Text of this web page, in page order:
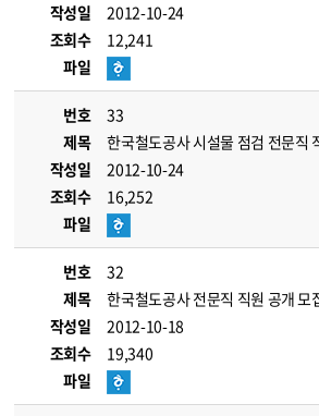
작성일
2012-10-24
조회수
12,241
파일
번호
33
제목
한국철도공사 시설물 점검 전문직
작성일
2012-10-24
조회수
16,252
파일
번호
32
제목
한국철도공사 전문직 직원 공개 모
작성일
2012-10-18
조회수
19,340
파일